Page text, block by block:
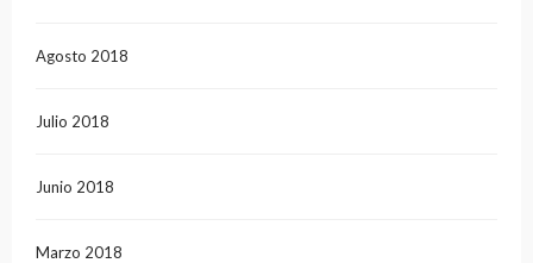
Agosto 2018
Julio 2018
Junio 2018
Marzo 2018